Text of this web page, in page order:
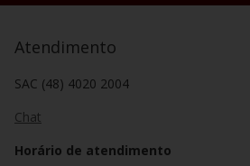
Atendimento
SAC (48) 4020 2004
Chat
Horário de atendimento